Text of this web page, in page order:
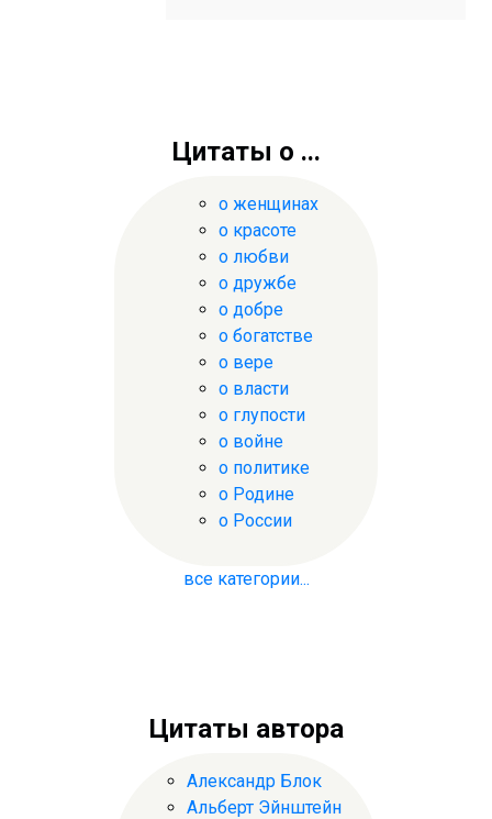
Цитаты о ...
о женщинах
о красоте
о любви
о дружбе
о добре
о богатстве
о вере
о власти
о глупости
о войне
о политике
о Родине
о России
все категории...
Цитаты автора
Александр Блок
Альберт Эйнштейн